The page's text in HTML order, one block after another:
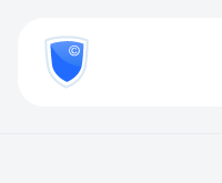
800
777-
81-Проверить